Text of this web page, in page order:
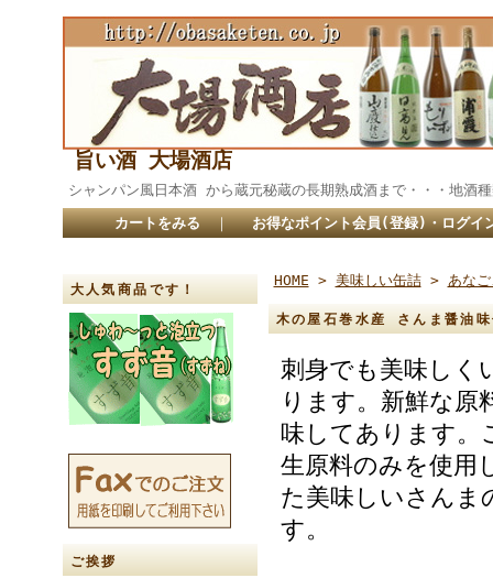
旨い酒 大場酒店
シャンパン風日本酒 から蔵元秘蔵の長期熟成酒まで・・
カートをみる ｜ お得なポイント会員(登録)・ログイ
大人気商品です！
ご挨拶
HOME > 美味しい缶詰> あな
木の屋石巻水産 さんま醤
刺身でも美味しく
ります。新鮮な原
味してあります。
生原料のみを使用
た美味しいさんま
す。